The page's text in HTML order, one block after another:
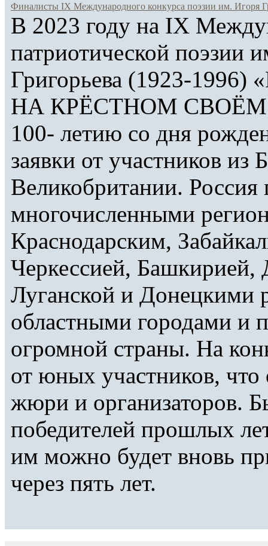
Финалисты IX Международного конкурса поэзии им. Игоря
В 2023 году на IХ
патриотической поэзии
Григорьева (1923-
НА КРЁСТНОМ СВОЁМ
100- летию со дня
заявки от участников из
Великобритании. Россия
многочисленными
Краснодарским,
Черкессией, Башкирией,
Луганской и Донецкими
областными городами и
огромной страны. На
от юных участников, что
жюри и организаторов.
победителей прошлых
им можно будет вновь
через пять лет.